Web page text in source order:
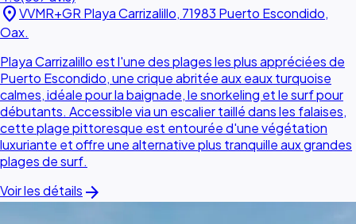
location_onVVMR+GR Playa Carrizalillo, 71983 Puerto Escondido,
Oax.
Playa Carrizalillo est l'une des plages les plus appréciées de
Puerto Escondido, une crique abritée aux eaux turquoise
calmes, idéale pour la baignade, le snorkeling et le surf pour
débutants. Accessible via un escalier taillé dans les falaises,
cette plage pittoresque est entourée d'une végétation
luxuriante et offre une alternative plus tranquille aux grandes
plages de surf.
Voir les détails arrow_forward